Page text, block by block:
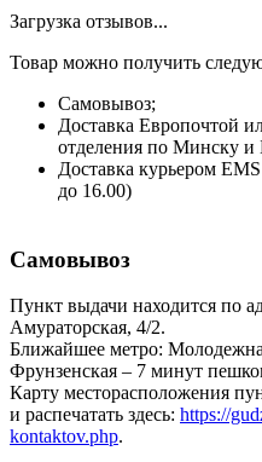
Загрузка отзывов...
Товар можно получить
Самовывоз;
Доставка Европочтой
отделения по Минску и
Доставка курьером
до 16.00)
Самовывоз
Пункт выдачи находится по
Амураторская, 4/2.
Ближайшее метро:
Фрунзенская – 7 минут
Карту месторасположения
и распечатать здесь: https://
kontaktov.php.